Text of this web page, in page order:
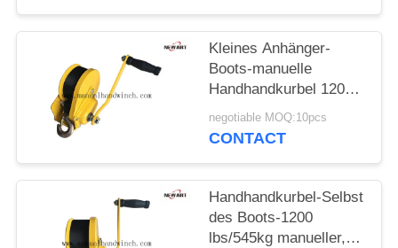
Kleines Anhänger-
Boots-manuelle
Handhandkurbel 1200
lbs automatisches
Bremsgelb überzogene
negotiable MOQ:10pcs
CONTACT
Handhandkurbel-Selbst
des Boots-1200
lbs/545kg manueller,